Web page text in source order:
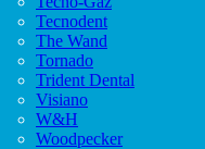
Tecnodent
The Wand
Tornado
Trident Dental
Visiano
W&H
Woodpecker